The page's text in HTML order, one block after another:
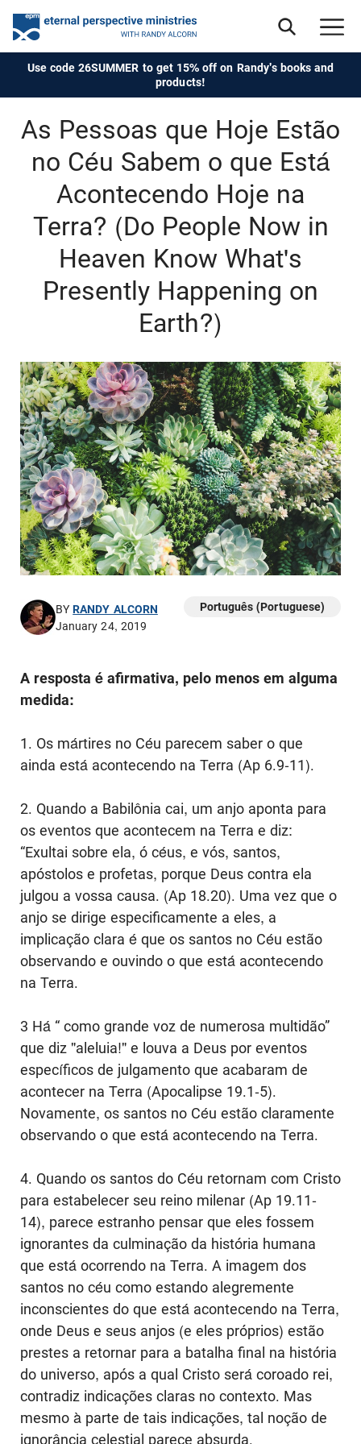
Use code 26SUMMER to get 15% off on Randy's books and
products!
As Pessoas que Hoje Estão
no Céu Sabem o que Está
Acontecendo Hoje na
Terra? (Do People Now in
Heaven Know What's
Presently Happening on
Earth?)
BYRANDY ALCORN
January 24, 2019
Português (Portuguese)
A resposta é afirmativa, pelo menos em alguma
medida:
1. Os mártires no Céu parecem saber o que
ainda está acontecendo na Terra (Ap 6.9-11).
2. Quando a Babilônia cai, um anjo aponta para
os eventos que acontecem na Terra e diz:
“Exultai sobre ela, ó céus, e vós, santos,
apóstolos e profetas, porque Deus contra ela
julgou a vossa causa. (Ap 18.20). Uma vez que o
anjo se dirige especificamente a eles, a
implicação clara é que os santos no Céu estão
observando e ouvindo o que está acontecendo
na Terra.
3 Há “ como grande voz de numerosa multidão”
que diz "aleluia!" e louva a Deus por eventos
específicos de julgamento que acabaram de
acontecer na Terra (Apocalipse 19.1-5).
Novamente, os santos no Céu estão claramente
observando o que está acontecendo na Terra.
4. Quando os santos do Céu retornam com Cristo
para estabelecer seu reino milenar (Ap 19.11-
14), parece estranho pensar que eles fossem
ignorantes da culminação da história humana
que está ocorrendo na Terra. A imagem dos
santos no céu como estando alegremente
inconscientes do que está acontecendo na Terra,
onde Deus e seus anjos (e eles próprios) estão
prestes a retornar para a batalha final na história
do universo, após a qual Cristo será coroado rei,
contradiz indicações claras no contexto. Mas
mesmo à parte de tais indicações, tal noção de
ignorância celestial parece absurda.